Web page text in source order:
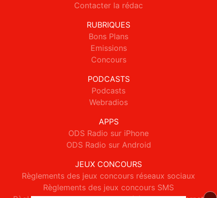
Contacter la rédac
RUBRIQUES
Bons Plans
Emissions
Concours
PODCASTS
Podcasts
Webradios
APPS
ODS Radio sur iPhone
ODS Radio sur Android
JEUX CONCOURS
Règlements des jeux concours réseaux sociaux
Règlements des jeux concours SMS